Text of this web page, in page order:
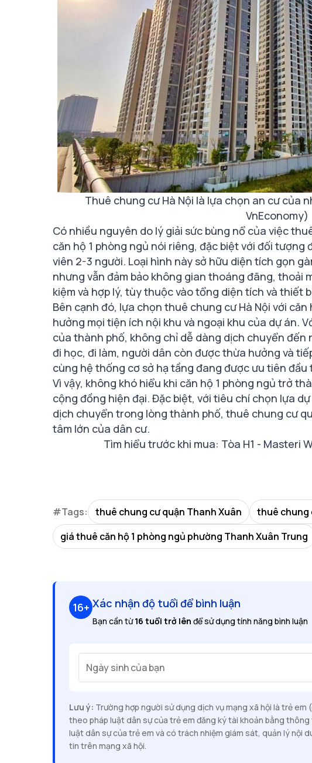
Thuê chung cư Hà Nội là lựa chọn an cư của
VnEconomy)
Có nhiều nguyên do lý giải sức bùng nổ của việc
căn hộ 1 phòng ngủ nói riêng, đặc biệt với đối
viên 2-3 người. Loại hình này sở hữu diện tích gọn
nhưng vẫn đảm bảo không gian thoáng đãng, thoải
kiệm và hợp lý, tùy thuộc vào tổng diện tích và thiết
Bên cạnh đó, lựa chọn thuê chung cư Hà Nội với
hưởng mọi tiện ích nội khu và ngoại khu của dự án.
của thành phố, không chỉ dễ dàng dịch chuyển
đi học, đi làm, người dân còn được thừa hưởng và
cùng hệ thống cơ sở hạ tầng đang được ưu tiên
Vì vậy, không khó hiểu khi căn hộ 1 phòng ngủ trở
cộng đồng hiện đại. Đặc biệt, với tiêu chí chọn lựa
dịch chuyển trong lòng thành phố, thuê chung cư
tâm lớn của dân cư.
Tìm hiểu trước khi mua: Tòa H1 - Masteri
#Tags: thuê chung cư quận Thanh Xuân
thuê chung
giá thuê căn hộ 1 phòng ngủ phường Thanh Xuân Trung
16+ Xác nhận độ tuổi để bình luận
Bạn cần từ16 tuổi trở lên để sử dụng tính năng bình luận
Ngày sinh của bạn
Lưu ý: Trường hợp người sử dụng dịch vụ mạng xã hội là trẻ
theo pháp luật dân sự của trẻ em đăng ký tài khoản bằng
luật dân sự của trẻ em và có trách nhiệm giám sát, quản lý nội
tin trên mạng xã hội.